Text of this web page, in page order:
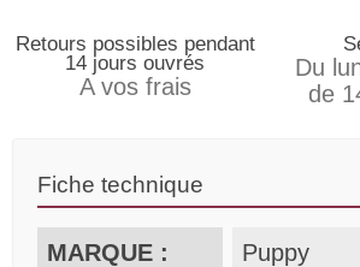
Retours possibles pendant
14 jours ouvrés
A vos frais
Du
de
Fiche technique
MARQUE : Puppy